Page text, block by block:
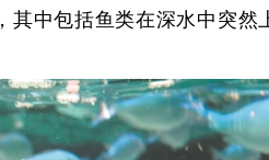
其中包括鱼类在深水中突然